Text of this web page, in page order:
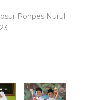
Ponpes Nurul